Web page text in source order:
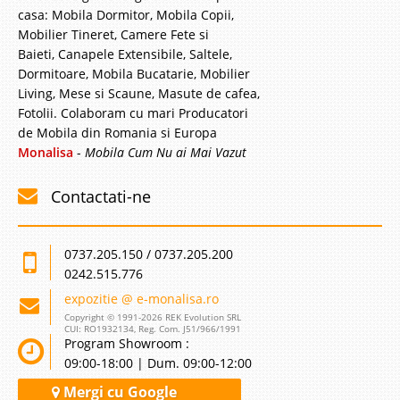
-7%
Coltar extensibil lounge Lila Roz Tina
Gigantul producator de mobilier tapitat Bellona ne propune un coltar cu
sezlong tip lounge ce impresioneaza prin calitate si utilitate dar si prin linia
de design ce aduce un aer&nb..
2.567 Lei
Pret Redus2.390 Lei
Stoc Epuizat - Indisponibil
casa: Mobila Dormitor, Mobila Copii,
Mobilier Tineret, Camere Fete si
Baieti, Canapele Extensibile, Saltele,
Dormitoare, Mobila Bucatarie, Mobilier
Living, Mese si Scaune, Masute de cafea,
Fotolii. Colaboram cu mari Producatori
de Mobila din Romania si Europa
Monalisa - Mobila Cum Nu ai Mai Vazut
Contactati-ne
0737.205.150 / 0737.205.200
0242.515.776
expozitie @ e-monalisa.ro
Copyright © 1991-2026 REK Evolution SRL
CUI: RO1932134, Reg. Com. J51/966/1991
Program Showroom :
09:00-18:00 | Dum. 09:00-12:00
Mergi cu Google